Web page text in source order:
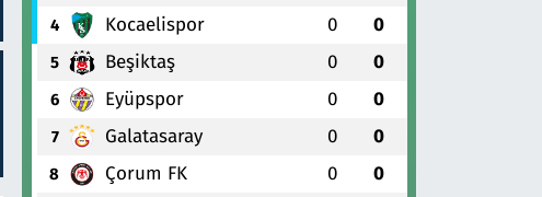
4 Kocaelispor 0 0
5 Beşiktaş 0 0
6 Eyüpspor 0 0
7 Galatasaray 0 0
8 Çorum FK 0 0